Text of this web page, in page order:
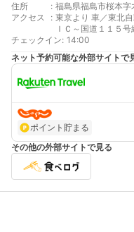
住所 : 福島県福島市桜本
アクセス
: 東京より 車／東北
ＩＣ～国道１１５
JR東北新幹線
最寄り駅１ 福島
補足 車／駐車場
チェックイン: 14:00
ネット予約可能な外部サイトで
ポイント貯まる
その他の外部サイトで見る